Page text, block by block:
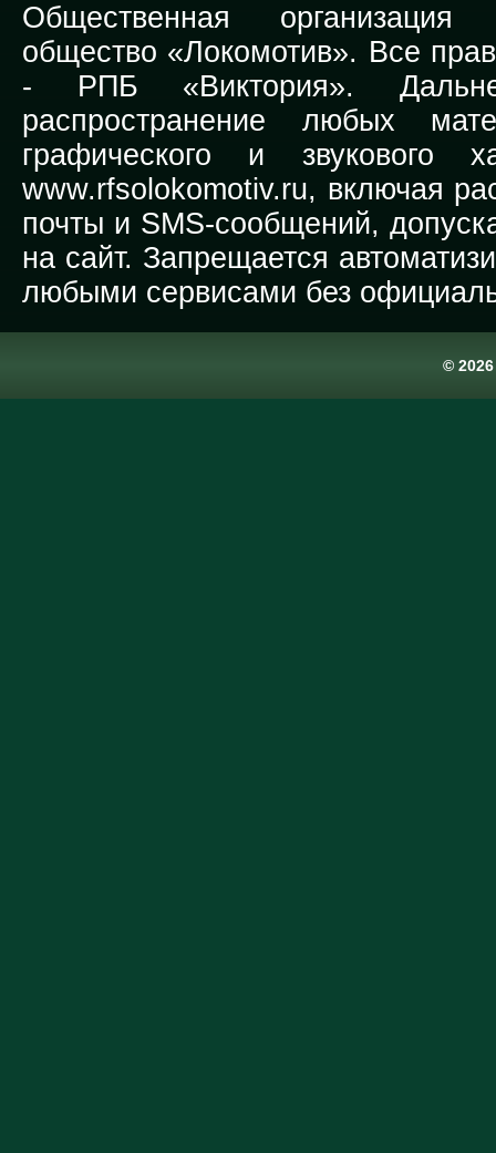
Общественная организация
общество «Локомотив». Все
- РПБ «Виктория».
распространение любых
графического и звукового
www.rfsolokomotiv.ru, включая
почты и SMS-сообщений,
на сайт. Запрещается
любыми сервисами без
©